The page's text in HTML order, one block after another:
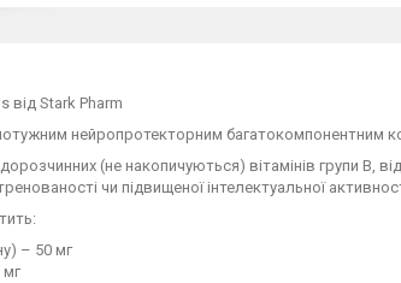
від Stark Pharm
нейропротекторним багатокомпонентним
(не накопичуються) вітамінів групи В,
чи підвищеної інтелектуальної
– 50 мг
мг